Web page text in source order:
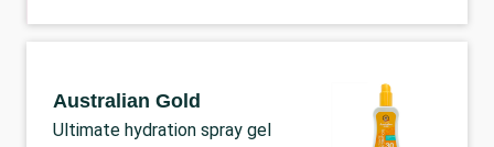
Australian Gold
Ultimate hydration spray gel